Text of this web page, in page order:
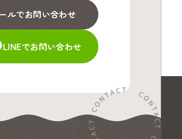
ルでお問い合わせ
LINEでお問い合わせ